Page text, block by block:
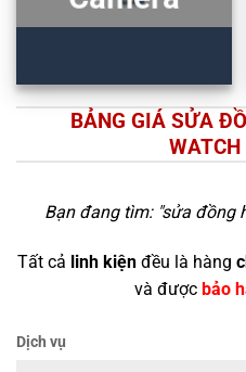
BẢNG GIÁ SỬA
Bạn đang tìm: "sửa đồng
Tất cả linh kiện đều là hàng
và được bảo
Dịch vụ